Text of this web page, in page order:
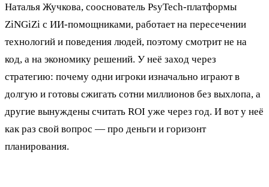
Наталья Жучкова, сооснователь PsyTech-платформы
ZiNGiZi с ИИ-помощниками, работает на пересечении
технологий и поведения людей, поэтому смотрит не на
код, а на экономику решений. У неё заход через
стратегию: почему одни игроки изначально играют в
долгую и готовы сжигать сотни миллионов без выхлопа, а
другие вынуждены считать ROI уже через год. И вот у неё
как раз свой вопрос — про деньги и горизонт
планирования.